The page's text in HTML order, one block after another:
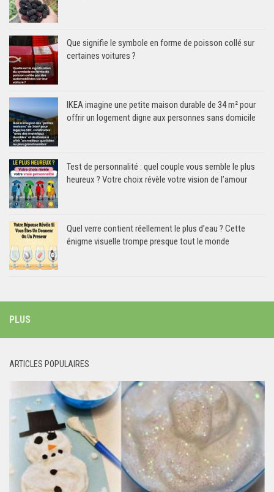
Que signifie le symbole en forme de poisson collé sur
certaines voitures ?
IKEA imagine une petite maison durable de 34 m² pour
offrir un logement digne aux personnes sans domicile
Test de personnalité : quel couple vous semble le plus
heureux ? Votre choix révèle votre vision de l’amour
Quel verre contient réellement le plus d’eau ? Cette
énigme visuelle trompe presque tout le monde
PLUS
ARTICLES POPULAIRES